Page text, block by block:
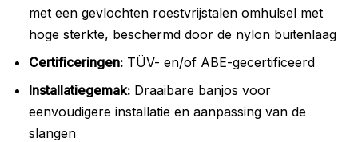
met een gevlochten roestvrijstalen omhulsel met
hoge sterkte, beschermd door de nylon buitenlaag
Certificeringen:TÜV- en/of ABE-gecertificeerd
Installatiegemak:Draaibare banjos voor
eenvoudigere installatie en aanpassing van de
slangen